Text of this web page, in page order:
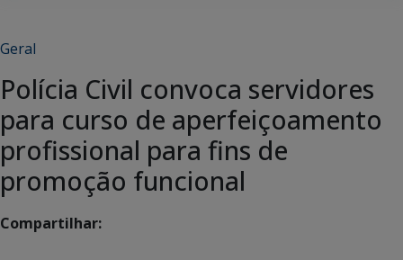
Geral
Polícia Civil convoca servidores
para curso de aperfeiçoamento
profissional para fins de
promoção funcional
Compartilhar: